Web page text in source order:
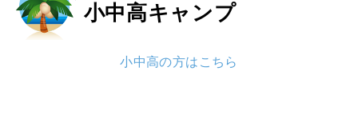
小中高キャンプ
小中高の方はこちら